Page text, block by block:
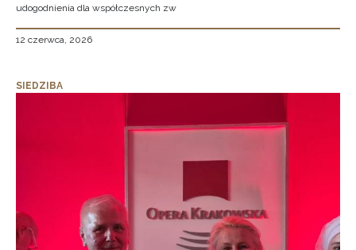
udogodnienia dla współczesnych zw
12 czerwca, 2026
SIEDZIBA